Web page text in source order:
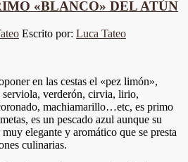
«BLANCO» DEL ATÚN
Escrito por: Luca Tateo
en las cestas el «pez limón»,
verderón, cirvia, lirio,
machiamarillo…etc, es primo
es un pescado azul aunque su
elegante y aromático que se presta
culinarias.